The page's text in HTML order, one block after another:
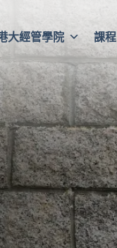
大經管學院 課程